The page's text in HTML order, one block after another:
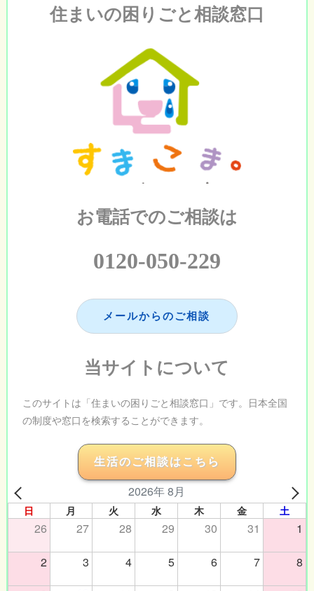
住まいの困りごと相談窓口
お電話でのご相談は
0120-050-229
メールからのご相談
当サイトについて
このサイトは「住まいの困りごと相談窓口」です。日本全国
の制度や窓口を検索することができます。
生活のご相談はこちら
2026年 8月
日 月 火 水 木 金 土
26 27 28 29 30 31 1
2 3 4 5 6 7 8